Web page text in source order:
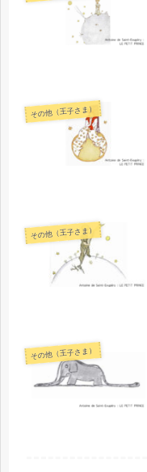
その他（王子さま）
その他（王子さま）
その他（王子さま）